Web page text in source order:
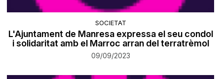
SOCIETAT
L'Ajuntament de Manresa expressa el seu condol
i solidaritat amb el Marroc arran del terratrèmol
09/09/2023